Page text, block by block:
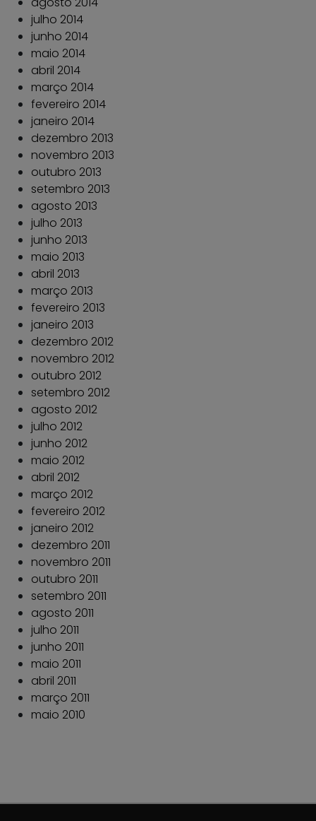
julho 2014
junho 2014
maio 2014
abril 2014
março 2014
fevereiro 2014
janeiro 2014
dezembro 2013
novembro 2013
outubro 2013
setembro 2013
agosto 2013
julho 2013
junho 2013
maio 2013
abril 2013
março 2013
fevereiro 2013
janeiro 2013
dezembro 2012
novembro 2012
outubro 2012
setembro 2012
agosto 2012
julho 2012
junho 2012
maio 2012
abril 2012
março 2012
fevereiro 2012
janeiro 2012
dezembro 2011
novembro 2011
outubro 2011
setembro 2011
agosto 2011
julho 2011
junho 2011
maio 2011
abril 2011
março 2011
maio 2010